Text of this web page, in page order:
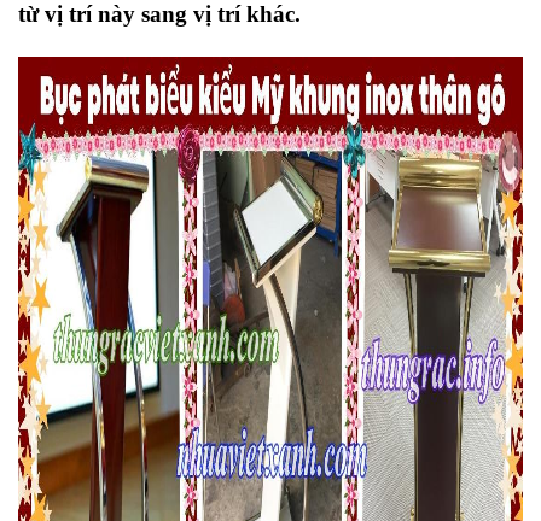
từ vị trí này sang vị trí khác.